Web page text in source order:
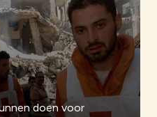
doen voor